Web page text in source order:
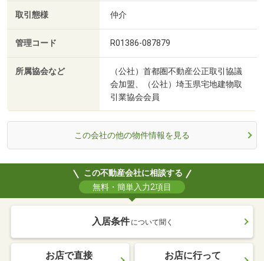
取引態様 仲介
管理コード R01386-087879
所属協会など
（公社）首都圏不動産公正取引協議
会加盟、（公社）埼玉県宅地建物取
引業協会会員
この会社の他の物件情報を見る
この不動産会社に相談する
無料・簡単入力2項目
入居条件 について聞く
お店で直接 お店に行って